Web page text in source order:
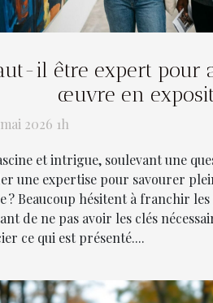
il être expert pour
œuvre en
2026 1h
et intrigue, soulevant une
une expertise pour savourer
? Beaucoup hésitent à franchir
de ne pas avoir les clés
ce qui est présenté....